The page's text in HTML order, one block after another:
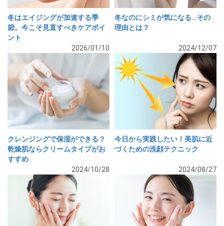
冬はエイジングが加速する季
節。今こそ見直すべきケアポイ
ント
2026/01/10
冬なのにシミが気になる…その
理由とは？
2024/12/07
クレンジングで保湿ができる？
乾燥肌ならクリームタイプがお
すすめ
2024/10/28
今日から実践したい！美肌に近
づくための洗顔テクニック
2024/08/27